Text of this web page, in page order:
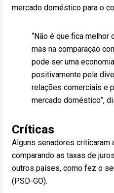
mercado doméstico para o
“Não é que fica melhor
mas na comparação
pode ser uma
positivamente pela
relações comerciais e
mercado doméstico”,
Críticas
Alguns senadores criticaram
comparando as taxas de
outros países, como fez o
(PSD-GO).